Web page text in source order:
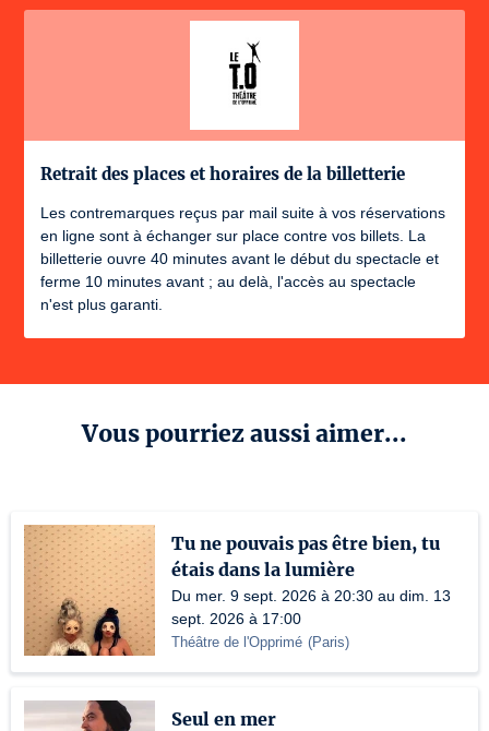
Vous pourriez aussi aimer...
Tu ne pouvais pas être bien, tu
étais dans la lumière
Du mer. 9 sept. 2026 à 20:30 au dim. 13
sept. 2026 à 17:00
Théâtre de l'Opprimé (Paris)
Seul en mer
Retrait des places et horaires de la billetterie
Les contremarques reçus par mail suite à vos réservations
en ligne sont à échanger sur place contre vos billets. La
billetterie ouvre 40 minutes avant le début du spectacle et
ferme 10 minutes avant ; au delà, l'accès au spectacle
n'est plus garanti.